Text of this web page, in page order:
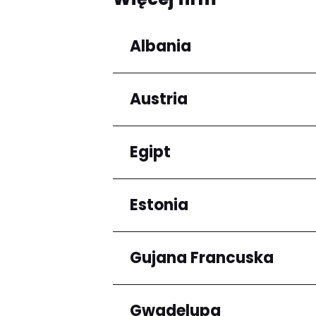
Albania
Regiony
Qarku i Tiranës
Austria
Regiony
Niederösterreich
Egipt
Regiony
Kair
Estonia
Regiony
Harju maakond
Gujana Francuska
Regiony
Gwadelupa